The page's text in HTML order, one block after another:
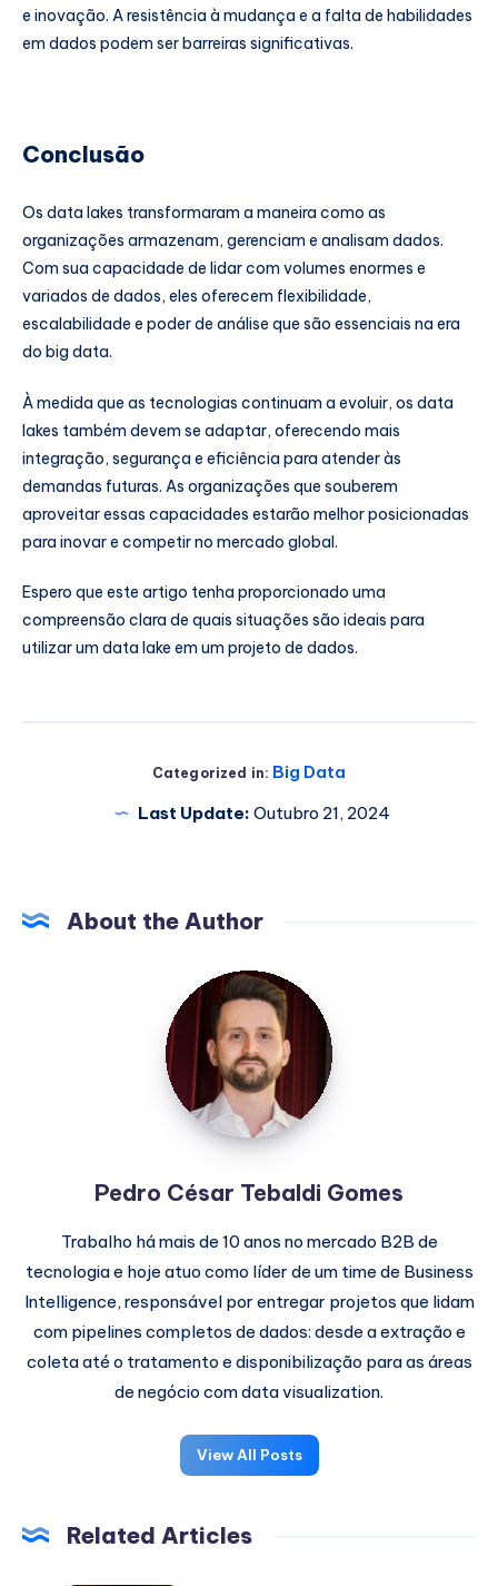
e inovação. A resistência à mudança e a falta de habilidades
em dados podem ser barreiras significativas.
Conclusão
Os data lakes transformaram a maneira como as
organizações armazenam, gerenciam e analisam dados.
Com sua capacidade de lidar com volumes enormes e
variados de dados, eles oferecem flexibilidade,
escalabilidade e poder de análise que são essenciais na era
do big data.
À medida que as tecnologias continuam a evoluir, os data
lakes também devem se adaptar, oferecendo mais
integração, segurança e eficiência para atender às
demandas futuras. As organizações que souberem
aproveitar essas capacidades estarão melhor posicionadas
para inovar e competir no mercado global.
Espero que este artigo tenha proporcionado uma
compreensão clara de quais situações são ideais para
utilizar um data lake em um projeto de dados.
Categorized in: Big Data
Last Update: Outubro 21, 2024
About the Author
Pedro
César
Tebaldi
Gomes
Pedro César Tebaldi Gomes
Trabalho há mais de 10 anos no mercado B2B de
tecnologia e hoje atuo como líder de um time de Business
Intelligence, responsável por entregar projetos que lidam
com pipelines completos de dados: desde a extração e
coleta até o tratamento e disponibilização para as áreas
de negócio com data visualization.
View All Posts
Related Articles